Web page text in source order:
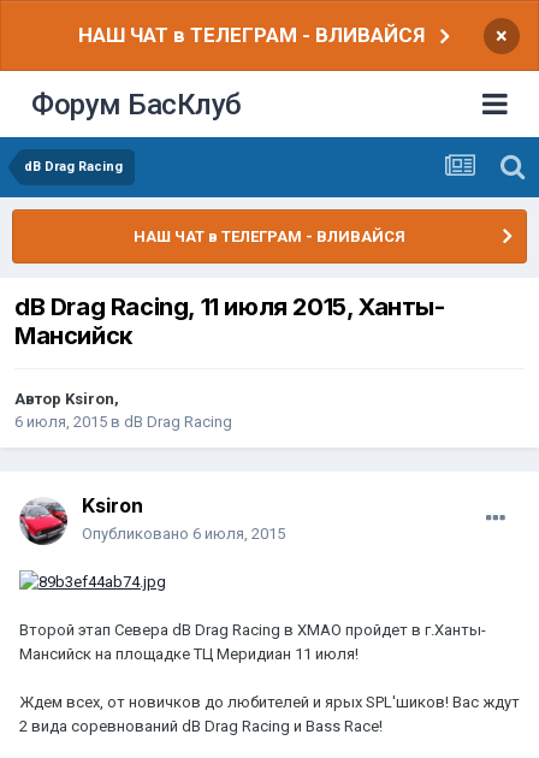
НАШ ЧАТ в ТЕЛЕГРАМ - ВЛИВАЙСЯ ×
Форум БасКлуб
dB Drag Racing
НАШ ЧАТ в ТЕЛЕГРАМ - ВЛИВАЙСЯ
dB Drag Racing, 11 июля 2015, Ханты-
Мансийск
Автор Ksiron,
6 июля, 2015 в dB Drag Racing
Ksiron
Опубликовано 6 июля, 2015
Второй этап Севера dB Drag Racing в ХМАО пройдет в г.Ханты-
Мансийск на площадке ТЦ Меридиан 11 июля!
Ждем всех, от новичков до любителей и ярых SPL'шиков! Вас ждут
2 вида соревнований dB Drag Racing и Bass Race!